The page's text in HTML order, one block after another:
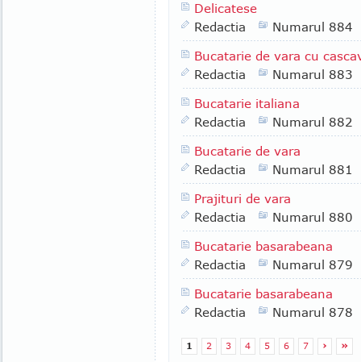
Delicatese
Redactia
Numarul 884
Bucatarie de vara cu
Redactia
Numarul 883
Bucatarie italiana
Redactia
Numarul 882
Bucatarie de vara
Redactia
Numarul 881
Prajituri de vara
Redactia
Numarul 880
Bucatarie basarabeana
Redactia
Numarul 879
Bucatarie basarabeana
Redactia
Numarul 878
1 2 3 4 5 6 7 › »